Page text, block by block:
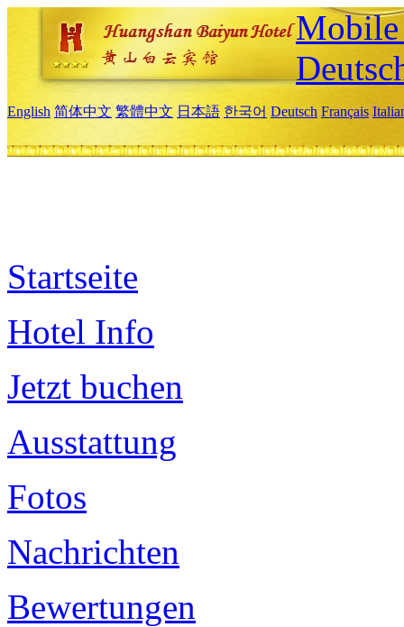
English 简体中文 繁體中文 日本語 한국어 Deutsch Français
Startseite
Hotel Info
Jetzt buchen
Ausstattung
Fotos
Nachrichten
Bewertungen